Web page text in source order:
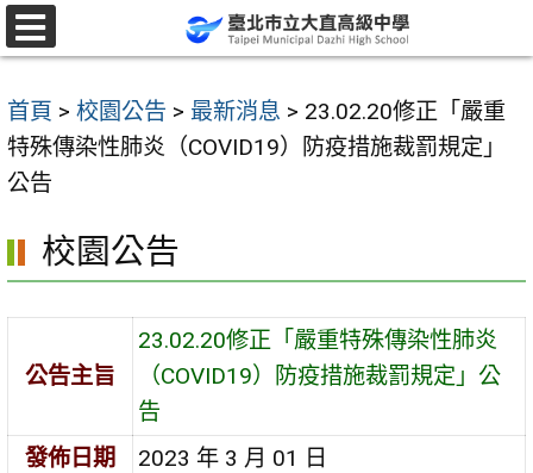
跳
至
要
內
容
首頁 > 校園公告 > 最新消息 > 23.02.20修正「嚴重
特殊傳染性肺炎（COVID19）防疫措施裁罰規定」
公告
校園公告
公告主旨
23.02.20修正「嚴重特殊傳染性肺炎
（COVID19）防疫措施裁罰規定」公
告
發佈日期
2023 年 3 月 01 日
選
單